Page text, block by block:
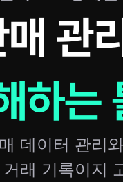
관
하는
데이터 관리
래 기록이지